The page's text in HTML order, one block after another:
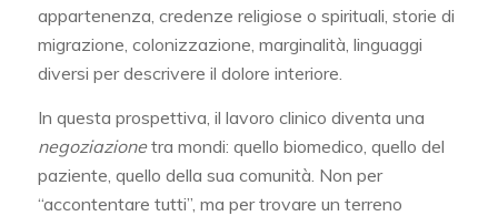
appartenenza, credenze religiose o spirituali, storie di
migrazione, colonizzazione, marginalità, linguaggi
diversi per descrivere il dolore interiore.
In questa prospettiva, il lavoro clinico diventa una
negoziazionetra mondi: quello biomedico, quello del
paziente, quello della sua comunità. Non per
“accontentare tutti”, ma per trovare un terreno